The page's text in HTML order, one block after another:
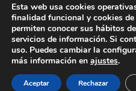
Privacidad
Esta web usa cookies
finalidad funcional y cookies
permiten conocer sus hábitos
servicios de información. Si
uso. Puedes cambiar la
más información en ajustes.
Aceptar Rechazar